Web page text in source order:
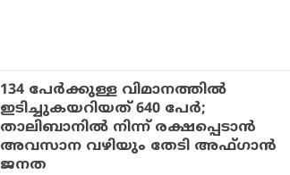
134 പേര്‍ക്കുള്ള വിമാനത്തില്‍
ഇടിച്ചുകയറിയത് 640 പേര്‍;
താലിബാനില്‍ നിന്ന് രക്ഷപ്പെടാന്‍
അവസാന വഴിയും തേടി അഫ്ഗാന്‍
ജനത